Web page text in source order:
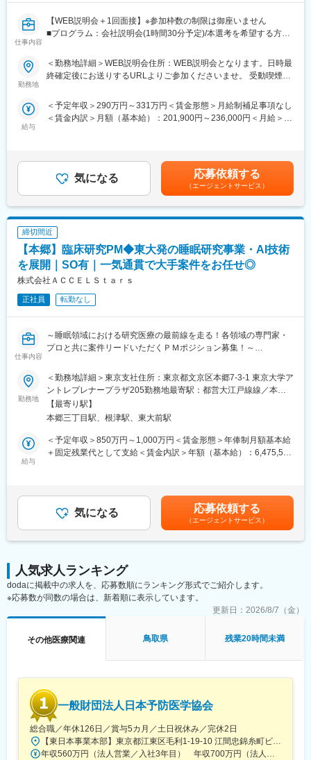
仕事内容
【WEB説明会＋1回面接】※参加枠数の制限は御座いません
■プログラム：会社説明会(1時間30分予定)/本選考を希望する方は
て構いません。（後日の面接調整も可能です）
■補足：本求人に応募後、選考会予約が出来ましたら、WEB会議
す
■日時：月・木／13:30～15:00
ペシャリストとして活躍する、幹部候補人材となることが期待さ
れます。入社後1年間は、同社の介護施設において、お客様の日常
生活中のサポート全般を担当いただきます。※雇用形態：無期正社
員
■業務の詳細：実務業務と並行して実務者研修資格の取得のための
学校に通います。年に４回程度、本社の社員と面談をする中でご
自身の2年目以降のキャリアアプランを立て、ご希望も踏まえなが
ら、2年目以降の職種（施設 or 本社）が決定します。本社勤務に
なりますと、経理、総務、人事など事務系の仕事が中心になりま
す。また、一度本社帰任した後でも、希望すれば現場復帰も可能
です。
■就業環境：残業はほぼなし、休みもしっかり取得できるため非常
間で入社した新卒の離職率は6％と非常に低い数値です。また配属
先は現在のご住所から考慮し決定いたします。
OJTを行いながら実務を覚えて頂きます。技術はすぐに身に付き
ます。さらにレベルアップしたい方には外部の研修にも100％会
社が費用負担します。3ヶ月に1度はフォローアップ研修という形
で本社研修を実施し、資格取得についても全面バックアップ。未
す。
勤務地
＜勤務地詳細＞WEB説明会住所：WEB説明会となります。日時最
終確定後にお送りするURLよりご参加くださいませ。 受動喫煙対
給与
＜予定年収＞290万円～331万円＜賃金形態＞月給制補足事項なし
＜賃金内訳＞月額（基本給）：201,900円～236,000円＜月給＞
小規模多機能型居宅介護での勤務のみ、別途で送迎手当：10,000/
月を支給賃金はあくまでも目安の金額であり、選考を通じて上下
する可能性があります。月給(月額)は固定手当を含めた表記です。
気になる 応募依頼する
（エージェントサービス）
締切間近
【本郷】臨床研究PM◆東大発の睡眠研究事業・AI技術
を展開｜SO有｜一気通貫で大手案件をお任せ◎
株式会社ＡＣＣＥＬＳｔａｒｓ
正社員 転勤なし
仕事内容
～睡眠領域における研究医療の最前線を走る！各領域の専門家・
プロと共に案件リードいただくＰＭポジション募集！～
■会社概要
株式会社ACCELStarsは、東京大学発のメディカル・スリープテ
ック企業として、睡眠を高精度に計測・解析するウェアラブルデ
バイスとAI解析クラウドを基盤に、医療・研究・ヘルスケア領域
の事業を展開しています。研究領域では、睡眠測定に特化したデ
バイスや解析クラウドを用い、研究計画～測定～解析までをワン
ストップで支援するサービスも提供しています。
任のPMとして引き継ぎ、体制強化したいと考えております。
（契約/請求）までを一気通貫で推進いただきます。
本ポジションは「研究者」ではなく、
・社内（データサイエンス／開発／オペレーション）
を巻き込み、デジタルも活用しながらプロジェクトを前に進める
・大学研究室・医療機関と連携した臨床研究支援
※案件は紹介・問い合わせ起点が中心で、アウトバウンドで「取っ
てくる」よりも、引き受けた案件を“成功させる推進”が重要
※1人あたり同時並行：2～3案件程度
※期間：数ヶ月～半年（案件による）
勤務地
＜勤務地詳細＞東京支社住所：東京都文京区本郷7-3-1 東京大学ア
ントレプレナープラザ205勤務地最寄駅：都営大江戸線線／本郷
三丁目駅受動喫煙対策：屋内全面禁煙変更の範囲：会社の定める
事業所（リモートワーク含む）
【最寄り駅】
本郷三丁目駅、根津駅、東大前駅
給与
＜予定年収＞850万円～1,000万円＜賃金形態＞年俸制月額基本給
＋固定残業代として支給＜賃金内訳＞年額（基本給）：6,475,596
＜昇給有無＞有＜残業手当＞有＜給与補足＞給与改定：年1回スト
ックオプション付与：都度（昨年実績 有）賃金はあくまでも目
安の金額であり、選考を通じて上下する可能性があります。月給
(月額)は固定手当を含めた表記です。
気になる 応募依頼する
（エージェントサービス）
人気求人ランキング
dodaに掲載中の求人を、応募数順にランキング形式でご紹介します。
※応募数が同数の場合は、新着順に表示しています。
更新日： 2026/8/7（金）
その他医療関連 鳥取県 残業20時間未満
一般財団法人日本予防医学協会
総合職／年休126日／賞与5カ月／土日祝休み／完休2日
【東日本事業本部】東京都江東区毛利1-19-10 江間忠錦糸町ビル※訪問先からの直行直帰が可能です！＜アクセス＞・JR総武線（快速・各駅停車）／東京メトロ半蔵門線 錦糸町駅より徒歩5分・東京メトロ半蔵門線／都営新宿線 住吉駅より徒歩5分※受動喫煙対策:屋内全面禁煙
年収560万円（法人営業／入社3年目） 年収700万円（法人営業・チームリーダー／入社5年目）